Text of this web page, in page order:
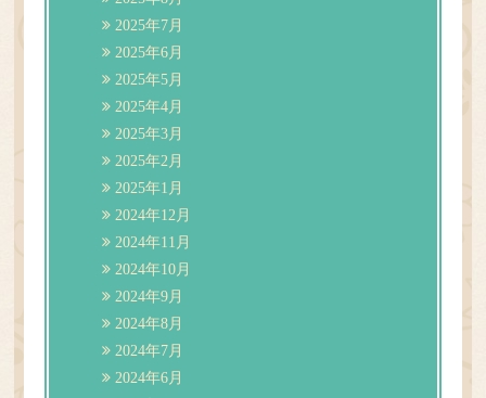
2025年7月
2025年6月
2025年5月
2025年4月
2025年3月
2025年2月
2025年1月
2024年12月
2024年11月
2024年10月
2024年9月
2024年8月
2024年7月
2024年6月